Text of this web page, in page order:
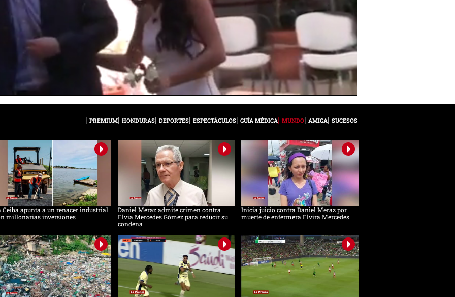
PREMIUM HONDURAS DEPORTES ESPECTÁCULOS GUÍA MÉDICA MUNDO AMIGA SUCESOS
Ceiba apunta a un renacer industrial
millonarias inversiones
Daniel Meraz admite crimen contra
Elvia Mercedes Gómez para reducir su
condena
Inicia juicio contra Daniel Meraz por
muerte de enfermera Elvira Mercedes